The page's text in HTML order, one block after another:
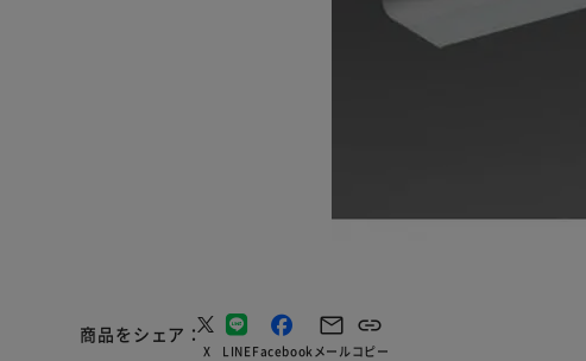
商品をシェア
X LINEFacebook メールコピー